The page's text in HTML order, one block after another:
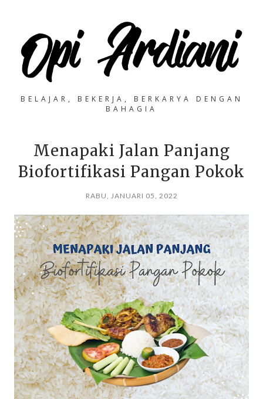
BELAJAR, BEKERJA, BERKARYA DENGAN
BAHAGIA
Menapaki Jalan Panjang
Biofortifikasi Pangan Pokok
RABU, JANUARI 05, 2022